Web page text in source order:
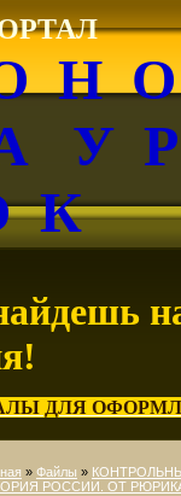
Н
У
К
ДЛЯ
» Файлы »
РОССИИ. ОТ